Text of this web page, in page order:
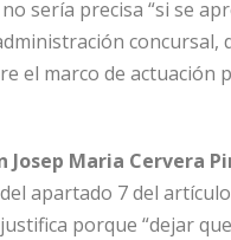
sería precisa “si se
concursal,
el marco de actuación
Josep Maria Cervera
apartado 7 del
porque “dejar